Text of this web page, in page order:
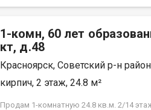
1-комн, 60 лет
кт, д.48
Красноярск, Советский р-н район
кирпич, 2 этаж, 24.8 м²
Продам 1-комнатную 24.8 кв.м. 2/14